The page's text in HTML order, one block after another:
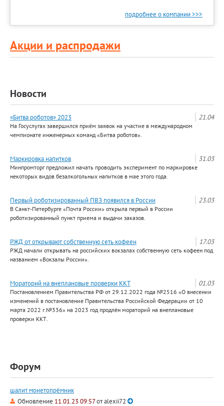
подробнее о компании >>>
Акции и распродажи
Новости
21.04
«Битва роботов» 2023
На Госуслугах завершился приём заявок на участие в международном
чемпионате инженерных команд «Битва роботов».
31.03
Маркировка напитков
Минпромторг предложил начать проводить эксперимент по маркировке
некоторых видов безалкогольных напитков в мае этого года.
23.03
Первый роботизированный ПВЗ появился в России
В Санкт-Петербурге «Почта России» открыла первый в России
роботизированный пункт приема и выдачи заказов.
17.03
РЖД от открывают собственную сеть кофеен
РЖД начали открывать на российских вокзалах собственную сеть кофеен под
названием «Вокзалы России».
01.03
Мораторий на внеплановые проверки ККТ
Постановлением Правительства РФ от 29.12.2022 года №2516 «О внесении
изменений в постановление Правительства Российской Федерации от 10
марта 2022 г.№336» на 2023 год продлён мораторий на внеплановые
проверки ККТ.
Форум
шалит монетопрёмник
Обновление 11.01.23 09:57отalexii72